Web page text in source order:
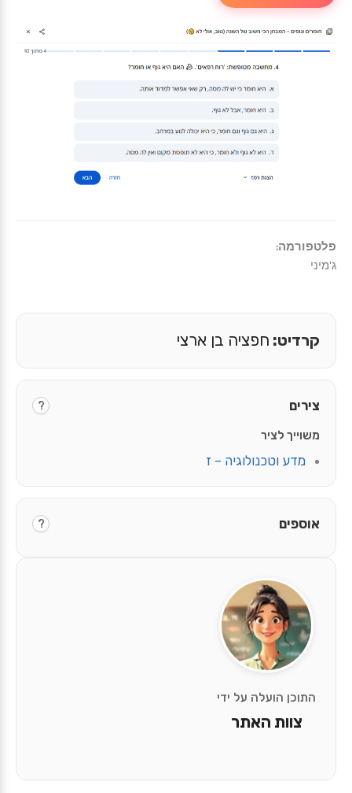
פלטפורמה:
ג'מיני
התוכן הועלה על ידי
צוות האתר
קרדיט: חפציה בן ארצי
צירים ?
משוייך לציר
מדע וטכנולוגיה – ז
אוספים ?